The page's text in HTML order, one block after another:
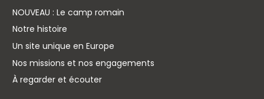
NOUVEAU : Le camp romain
Notre histoire
Un site unique en Europe
Nos missions et nos engagements
À regarder et écouter